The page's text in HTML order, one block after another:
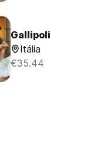
Gallipoli
Itália
€35.44